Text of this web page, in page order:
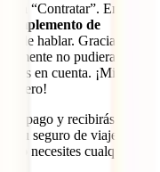
en “Contratar”. En este
Complemento de
de hablar. Gracias a él
no pudieras
en cuenta. ¡Miles de
dinero!
el pago y recibirás en tu
tu seguro de viaje a
necesites cualquier